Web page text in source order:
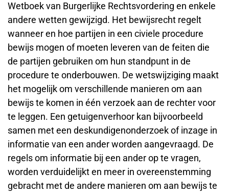
Wetboek van Burgerlijke Rechtsvordering en enkele
andere wetten gewijzigd. Het bewijsrecht regelt
wanneer en hoe partijen in een civiele procedure
bewijs mogen of moeten leveren van de feiten die
de partijen gebruiken om hun standpunt in de
procedure te onderbouwen. De wetswijziging maakt
het mogelijk om verschillende manieren om aan
bewijs te komen in één verzoek aan de rechter voor
te leggen. Een getuigenverhoor kan bijvoorbeeld
samen met een deskundigenonderzoek of inzage in
informatie van een ander worden aangevraagd. De
regels om informatie bij een ander op te vragen,
worden verduidelijkt en meer in overeenstemming
gebracht met de andere manieren om aan bewijs te